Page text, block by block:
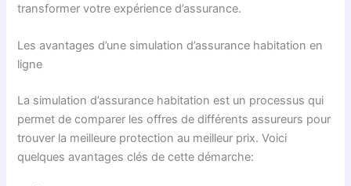
transformer votre expérience d’assurance.
Les avantages d’une simulation d’assurance habitation en
ligne
La simulation d’assurance habitation est un processus qui
permet de comparer les offres de différents assureurs pour
trouver la meilleure protection au meilleur prix. Voici
quelques avantages clés de cette démarche: